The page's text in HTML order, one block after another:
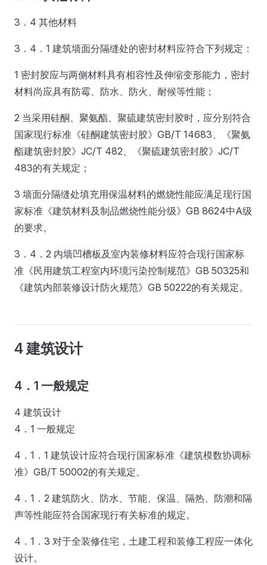
3．4 其他材料
3．4．1 建筑墙面分隔缝处的密封材料应符合下列规定：
1 密封胶应与两侧材料具有相容性及伸缩变形能力，密封
材料尚应具有防霉、防水、防火、耐候等性能；
2 当采用硅酮、聚氨酯、聚硫建筑密封胶时，应分别符合
国家现行标准《硅酮建筑密封胶》GB/T 14683、《聚氨
酯建筑密封胶》JC/T 482、《聚硫建筑密封胶》JC/T
483的有关规定；
3 墙面分隔缝处填充用保温材料的燃烧性能应满足现行国
家标准《建筑材料及制品燃烧性能分级》GB 8624中A级
的要求。
3．4．2 内墙凹槽板及室内装修材料应符合现行国家标
准《民用建筑工程室内环境污染控制规范》GB 50325和
《建筑内部装修设计防火规范》GB 50222的有关规定。
4 建筑设计
4．1 一般规定
4 建筑设计
4．1 一般规定
4．1．1 建筑设计应符合现行国家标准《建筑模数协调标
准》GB/T 50002的有关规定。
4．1．2 建筑防火、防水、节能、保温、隔热、防潮和隔
声等性能应符合国家现行有关标准的规定。
4．1．3 对于全装修住宅，土建工程和装修工程应一体化
设计。